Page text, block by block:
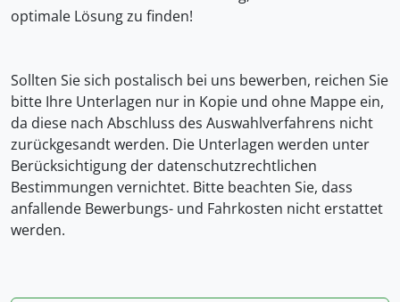
optimale Lösung zu finden!
Sollten Sie sich postalisch bei uns bewerben, reichen Sie
bitte Ihre Unterlagen nur in Kopie und ohne Mappe ein,
da diese nach Abschluss des Auswahlverfahrens nicht
zurückgesandt werden. Die Unterlagen werden unter
Berücksichtigung der datenschutzrechtlichen
Bestimmungen vernichtet. Bitte beachten Sie, dass
anfallende Bewerbungs- und Fahrkosten nicht erstattet
werden.